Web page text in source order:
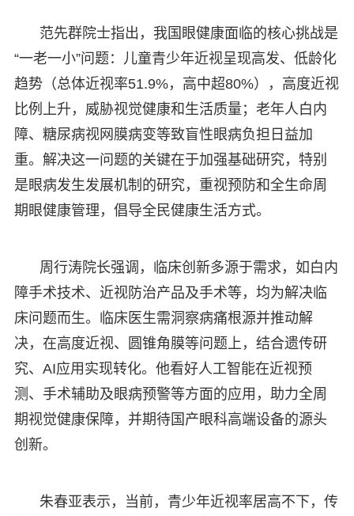
范先群院士指出，我国眼健康面临的核心挑战是
“一老一小”问题：儿童青少年近视呈现高发、低龄化
趋势（总体近视率51.9%，高中超80%），高度近视
比例上升，威胁视觉健康和生活质量；老年人白内
障、糖尿病视网膜病变等致盲性眼病负担日益加
重。解决这一问题的关键在于加强基础研究，特别
是眼病发生发展机制的研究，重视预防和全生命周
期眼健康管理，倡导全民健康生活方式。
周行涛院长强调，临床创新多源于需求，如白内
障手术技术、近视防治产品及手术等，均为解决临
床问题而生。临床医生需洞察病痛根源并推动解
决，在高度近视、圆锥角膜等问题上，结合遗传研
究、AI应用实现转化。他看好人工智能在近视预
测、手术辅助及眼病预警等方面的应用，助力全周
期视觉健康保障，并期待国产眼科高端设备的源头
创新。
朱春亚表示，当前，青少年近视率居高不下，传